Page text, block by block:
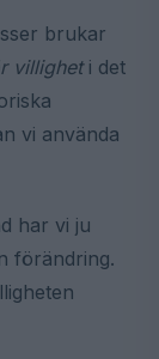
brukar
villigheti det
vi använda
har vi ju
förändring.